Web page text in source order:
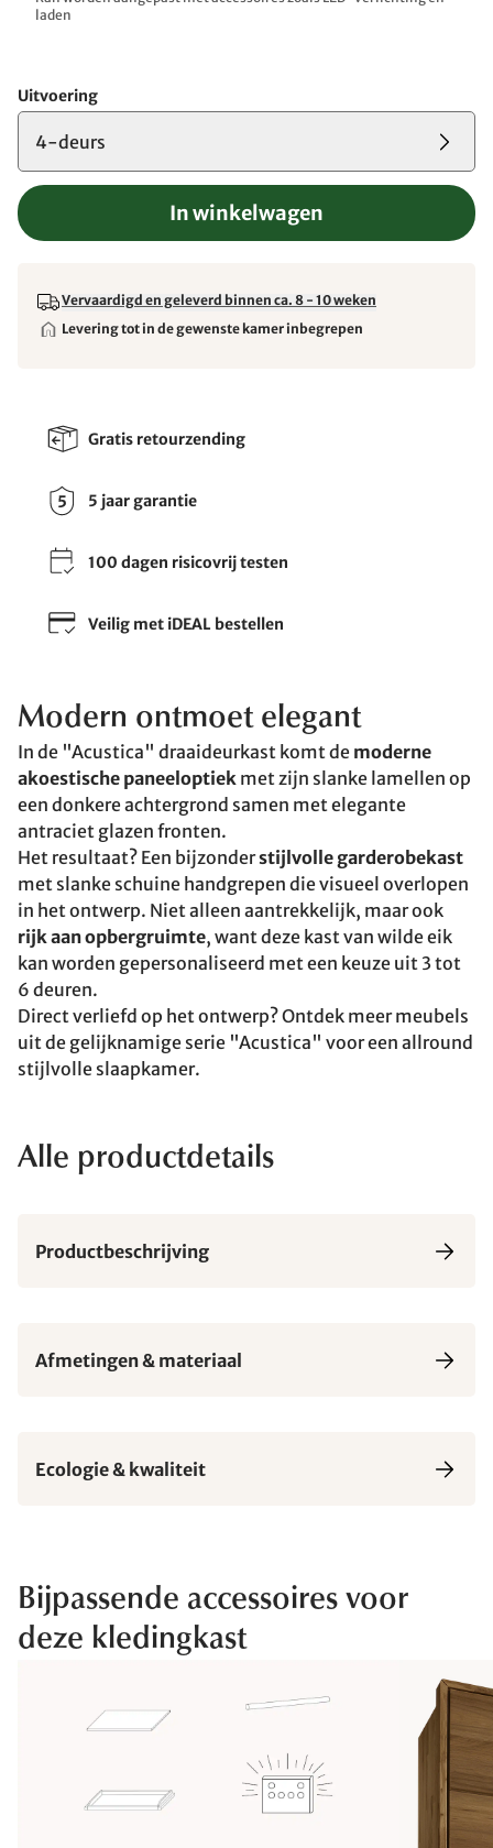
laden
Uitvoering
4-deurs
In winkelwagen
Vervaardigd en geleverd binnen ca. 8 - 10 weken
Levering tot in de gewenste kamer inbegrepen
Gratis retourzending
5 jaar garantie
100 dagen risicovrij testen
Veilig met iDEAL bestellen
Modern ontmoet elegant
In de "Acustica" draaideurkast komt de moderne
akoestische paneeloptiek met zijn slanke lamellen op
een donkere achtergrond samen met elegante
antraciet glazen fronten.
Het resultaat? Een bijzonderstijlvolle garderobekast
met slanke schuine handgrepen die visueel overlopen
in het ontwerp. Niet alleen aantrekkelijk, maar ook
rijk aan opbergruimte, want deze kast van wilde eik
kan worden gepersonaliseerd met een keuze uit 3 tot
6 deuren.
Direct verliefd op het ontwerp? Ontdek meer meubels
uit de gelijknamige serie "Acustica" voor een allround
stijlvolle slaapkamer.
Alle productdetails
Productbeschrijving
Afmetingen & materiaal
Ecologie & kwaliteit
Bijpassende accessoires voor
deze kledingkast